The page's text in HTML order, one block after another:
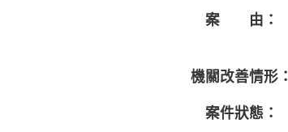
案 由：
機關改善情形：
案件狀態：